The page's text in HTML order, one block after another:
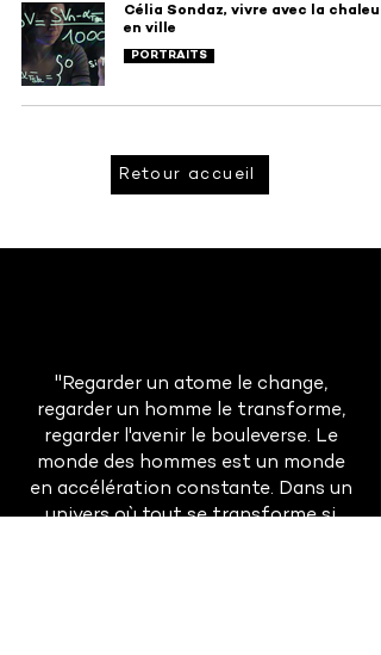
Célia Sondaz, vivre avec la chaleur
en ville
PORTRAITS
Retour accueil
"Regarder un atome le change,
regarder un homme le transforme,
regarder l'avenir le bouleverse. Le
monde des hommes est un monde
en accélération constante. Dans un
univers où tout se transforme si